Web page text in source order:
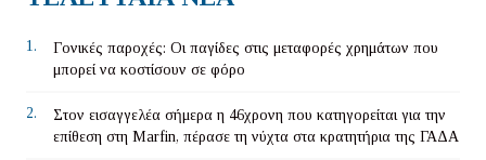
1.
Γονικές παροχές: Οι παγίδες στις μεταφορές χρημάτων που
μπορεί να κοστίσουν σε φόρο
2.
Στον εισαγγελέα σήμερα η 46χρονη που κατηγορείται για την
επίθεση στη Marfin, πέρασε τη νύχτα στα κρατητήρια της ΓΑΔΑ